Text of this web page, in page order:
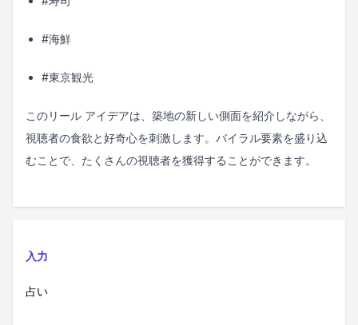
#海鮮
#東京観光
このリール アイデアは、築地の新しい側面を紹介しながら、
視聴者の食欲と好奇心を刺激します。バイラル要素を盛り込
むことで、たくさんの視聴者を獲得することができます。
入力
占い